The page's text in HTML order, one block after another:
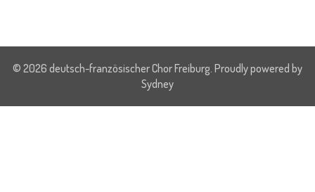
© 2026 deutsch-französischer Chor Freiburg. Proudly powered by
Sydney